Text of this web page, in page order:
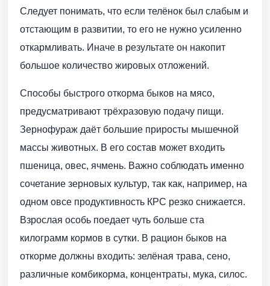
Следует понимать, что если телёнок был слабым и
отстающим в развитии, то его не нужно усиленно
откармливать. Иначе в результате он накопит
большое количество жировых отложений.
Способы быстрого откорма быков на мясо,
предусматривают трёхразовую подачу пищи.
Зернофураж даёт большие приросты мышечной
массы животных. В его состав может входить
пшеница, овес, ячмень. Важно соблюдать именно
сочетание зерновых культур, так как, например, на
одном овсе продуктивность КРС резко снижается.
Взрослая особь поедает чуть больше ста
килограмм кормов в сутки. В рацион быков на
откорме должны входить: зелёная трава, сено,
различные комбикорма, концентраты, мука, силос.